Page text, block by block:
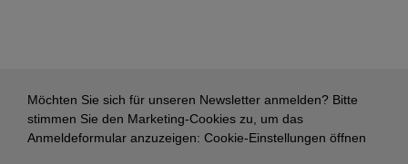
Möchten Sie sich für unseren Newsletter anmelden? Bitte
stimmen Sie den Marketing-Cookies zu, um das
Anmeldeformular anzuzeigen: Cookie-Einstellungen öffnen